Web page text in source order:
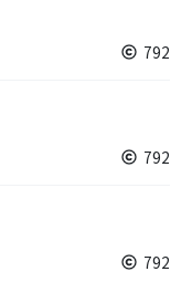
792
792
792